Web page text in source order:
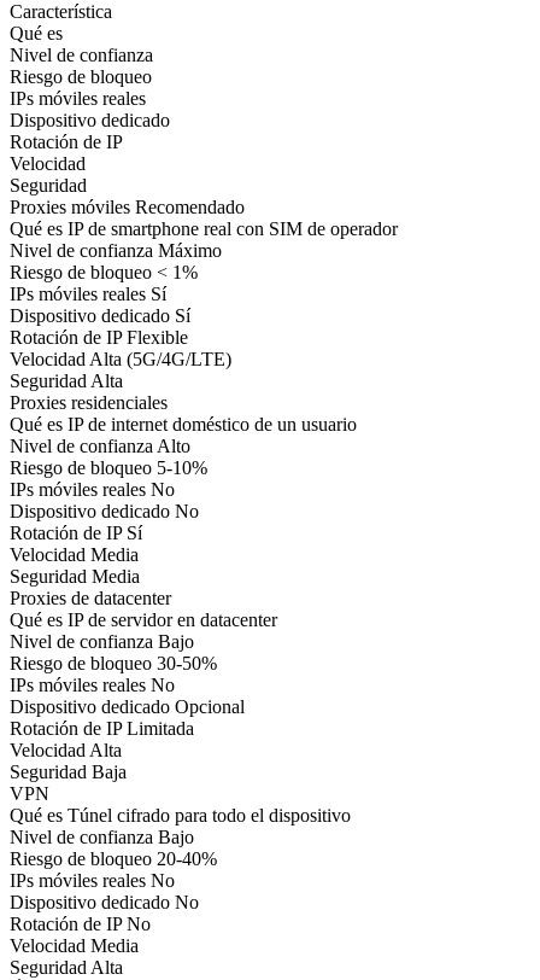
Característica
Qué es
Nivel de confianza
Riesgo de bloqueo
IPs móviles reales
Dispositivo dedicado
Rotación de IP
Velocidad
Seguridad
Proxies móviles Recomendado
Qué es IP de smartphone real con SIM de operador
Nivel de confianza Máximo
Riesgo de bloqueo < 1%
IPs móviles reales Sí
Dispositivo dedicado Sí
Rotación de IPFlexible
VelocidadAlta (5G/4G/LTE)
SeguridadAlta
Proxies residenciales
Qué es IP de internet doméstico de un usuario
Nivel de confianzaAlto
Riesgo de bloqueo 5-10%
IPs móviles reales No
Dispositivo dedicado No
Rotación de IP Sí
Velocidad Media
Seguridad Media
Proxies de datacenter
Qué es IP de servidor en datacenter
Nivel de confianza Bajo
Riesgo de bloqueo 30-50%
IPs móviles reales No
Dispositivo dedicado Opcional
Rotación de IPLimitada
VelocidadAlta
Seguridad Baja
VPN
Qué es Túnel cifrado para todo el dispositivo
Nivel de confianza Bajo
Riesgo de bloqueo 20-40%
IPs móviles reales No
Dispositivo dedicado No
Rotación de IPNo
Velocidad Media
SeguridadAlta